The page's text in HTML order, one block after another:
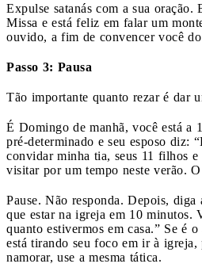
Expulse satanás com a sua oração.
Missa e está feliz em falar um
ouvido, a fim de convencer você
Passo 3: Pausa
Tão importante quanto rezar é dar
É Domingo de manhã, você está a
pré-determinado e seu esposo diz:
convidar minha tia, seus 11 filhos e
visitar por um tempo neste verão.
Pause. Não responda. Depois, diga
que estar na igreja em 10 minutos.
quanto estivermos em casa.” Se é
está tirando seu foco em ir à igreja,
namorar, use a mesma tática.